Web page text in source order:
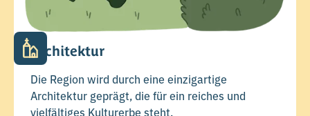
Architektur
Die Region wird durch eine einzigartige
Architektur geprägt, die für ein reiches und
vielfältiges Kulturerbe steht.